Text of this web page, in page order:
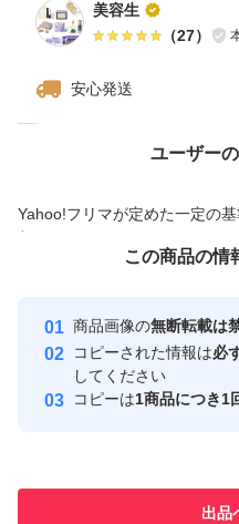
美容生
（27）
安心発送
ユーザー
Yahoo!フリマが定めた一定の
付与しています
安心取引出品者
取引実績
価格の相談
この商品の情
商品画像の無断転載は
コピーされた情報は必
してください
コピーは1商品につき1
出品
この商品をみている人にオ